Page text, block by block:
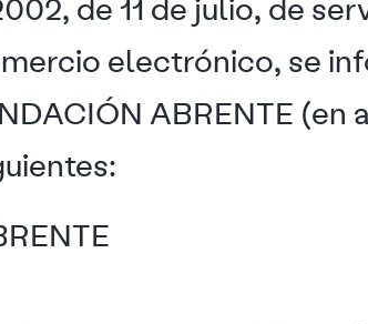
electrónico, se
ABRENTE (en